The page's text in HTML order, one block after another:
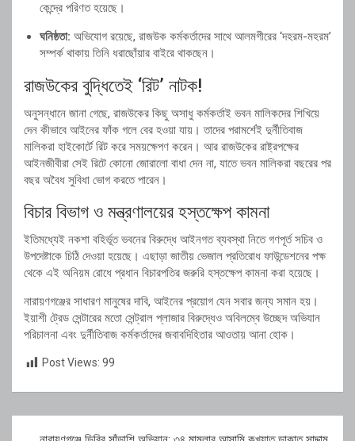
কেন্দ্রে পরিণত হয়েছে।
ঘনিষ্ঠতা: অভিযোগ রয়েছে, রাজউক কর্মকর্তাদের সাথে আলমগীরের ‘দহরম-মহরম’
সম্পর্ক থাকায় তিনি ধরাছোঁয়ার বাইরে থাকছেন।
রাজউকের বুদ্ধিতেই ‘রিট’ নাটক!
অনুসন্ধানে জানা গেছে, রাজউকের কিছু অসাধু কর্মকর্তাই ভবন মালিকদের শিখিয়ে
দেন কীভাবে আইনের ফাঁক গলে বের হওয়া যায়। তাদের পরামর্শেই দুর্নীতিবাজ
মালিকরা হাইকোর্টে রিট করে সময়ক্ষেপণ করেন। আর রাজউকের রাষ্ট্রপক্ষের
আইনজীবীরা সেই রিটে কোনো জোরালো বাধা দেন না, যাতে ভবন মালিকরা বছরের পর
বছর অবৈধ সুবিধা ভোগ করতে পারেন।
বিচার বিভাগ ও মন্ত্রণালয়ের হস্তক্ষেপ কামনা
ইতিমধ্যেই নকশা বহির্ভূত ভবনের বিরুদ্ধে আইনগত ব্যবস্থা নিতে গণপূর্ত সচিব ও
উপদেষ্টাকে চিঠি দেওয়া হয়েছে। এছাড়া জাতীয় ভেজাল প্রতিরোধ ফাউন্ডেশনের পক্ষ
থেকে এই অনিয়ম রোধে প্রধান বিচারপতির জরুরি হস্তক্ষেপ কামনা করা হয়েছে।
নারায়ণগঞ্জের সাধারণ মানুষের দাবি, আইনের প্রয়োগ যেন সবার জন্য সমান হয়।
ইয়াশী ট্রেড সেন্টারের মতো সেন্ট্রাল প্লাজার বিরুদ্ধেও অবিলম্বে উচ্ছেদ অভিযান
পরিচালনা এবং দুর্নীতিবাজ কর্মকর্তাদের জবাবদিহিতার আওতায় আনা হোক।
Post Views: 99